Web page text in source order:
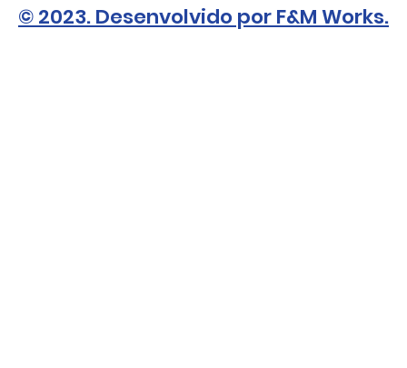
© 2023. Desenvolvido por F&M Works.